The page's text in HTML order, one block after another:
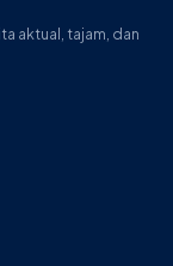
aktual, tajam, dan